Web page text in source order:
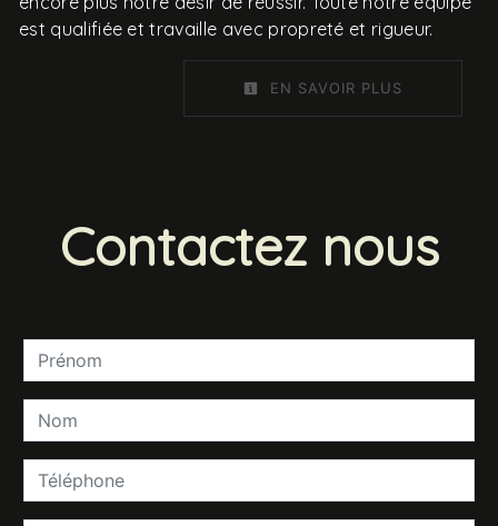
est qualifiée et travaille avec propreté et rigueur.
EN SAVOIR PLUS
Contactez nous